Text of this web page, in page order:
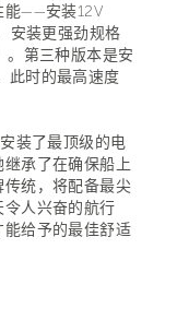
能——安装12V
安装更强劲规格
。第三种版本是安
此时的最高速度
装了最顶级的电
承了在确保船上
统，将配备最尖
人兴奋的航行
给予的最佳舒适